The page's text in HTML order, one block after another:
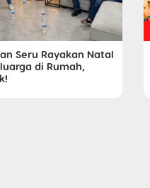
Seru Rayakan Natal
di Rumah,